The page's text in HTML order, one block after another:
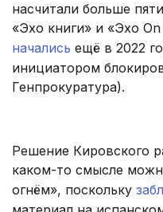
насчитали больше
«Эхо книги» и «Эхо
начались ещё в 2022
инициатором
Генпрокуратура).
Решение Кировского
каком-то смысле
огнём», поскольку